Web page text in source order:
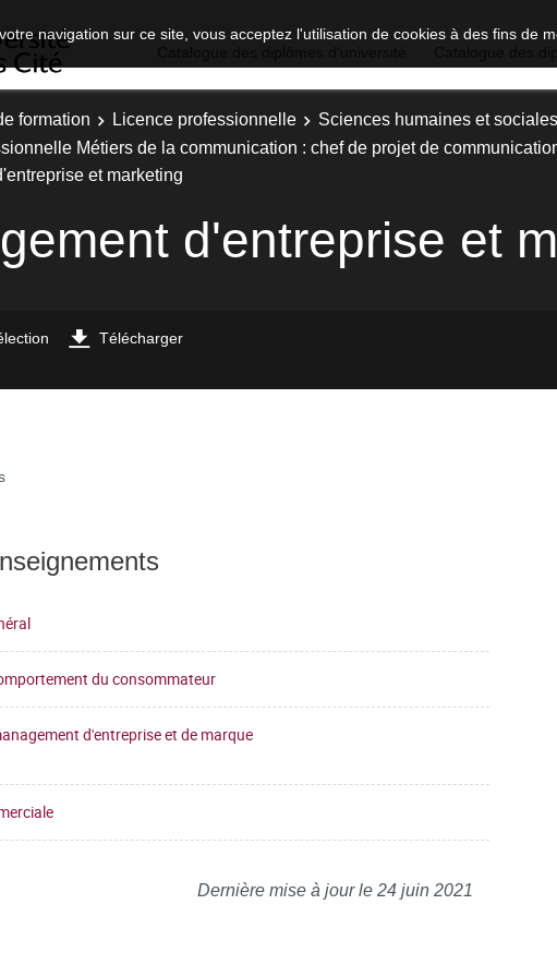
navigation sur ce site, vous acceptez l'utilisation de cookies à des fins de
formation Licence professionnelle Sciences humaines et sociales
Métiers de la communication : chef de projet de
et marketing
d'entreprise et
Télécharger
du consommateur
d'entreprise et de marque
Dernière mise à jour le 24 juin 2021